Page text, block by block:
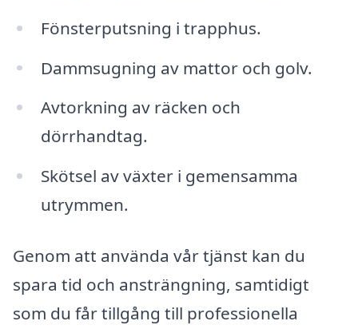
Fönsterputsning i trapphus.
Dammsugning av mattor och golv.
Avtorkning av räcken och
dörrhandtag.
Skötsel av växter i gemensamma
utrymmen.
Genom att använda vår tjänst kan du
spara tid och ansträngning, samtidigt
som du får tillgång till professionella